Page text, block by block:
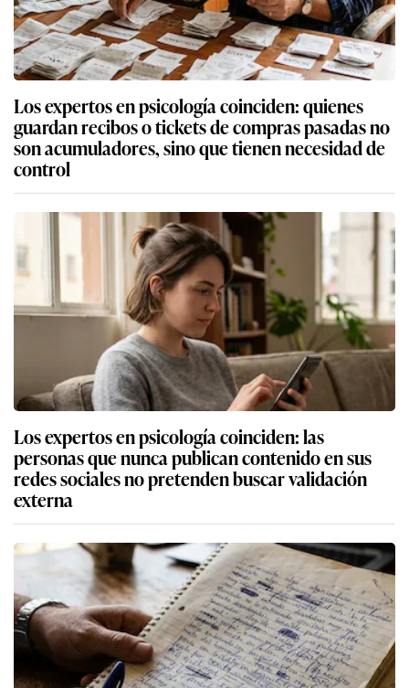
Los expertos en psicología coinciden: quienes
guardan recibos o tickets de compras pasadas no
son acumuladores, sino que tienen necesidad de
control
Los expertos en psicología coinciden: las
personas que nunca publican contenido en sus
redes sociales no pretenden buscar validación
externa